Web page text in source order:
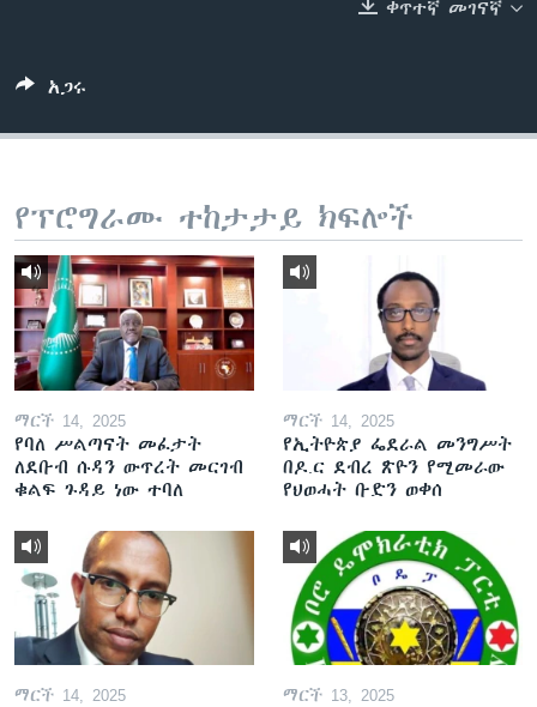
ቋንቋዎች
ቀጥተኛ መገናኛ
አጋሩ
የፕሮግራሙ ተከታታይ ክፍሎች
ማርች 14, 2025
የባለ ሥልጣናት መፈታት
ለደቡብ ሱዳን ውጥረት መርገብ
ቁልፍ ጉዳይ ነው ተባለ
ማርች 14, 2025
የኢትዮጵያ ፌደራል መንግሥት
በዶ.ር ደብረ ጽዮን የሚመራው
የህወሓት ቡድን ወቀሰ
ማርች 14, 2025 ማርች 13, 2025